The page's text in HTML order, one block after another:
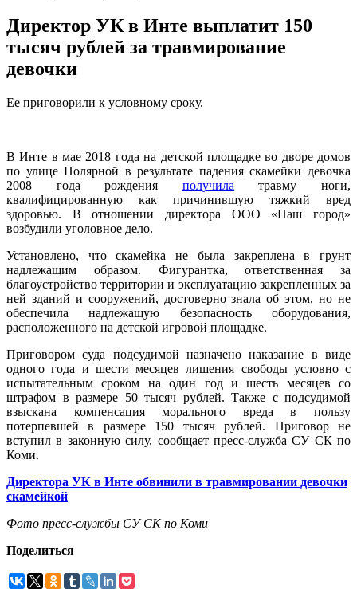
Директор УК в Инте выплатит 150
тысяч рублей за травмирование
девочки
Ее приговорили к условному сроку.
В Инте в мае 2018 года на детской площадке во дворе домов
по улице Полярной в результате падения скамейки девочка
2008 года рождения получила травму ноги,
квалифицированную как причинившую тяжкий вред
здоровью. В отношении директора ООО «Наш город»
возбудили уголовное дело.
Установлено, что скамейка не была закреплена в грунт
надлежащим образом. Фигурантка, ответственная за
благоустройство территории и эксплуатацию закрепленных за
ней зданий и сооружений, достоверно знала об этом, но не
обеспечила надлежащую безопасность оборудования,
расположенного на детской игровой площадке.
Приговором суда подсудимой назначено наказание в виде
одного года и шести месяцев лишения свободы условно с
испытательным сроком на один год и шесть месяцев со
штрафом в размере 50 тысяч рублей. Также с подсудимой
взыскана компенсация морального вреда в пользу
потерпевшей в размере 150 тысяч рублей. Приговор не
вступил в законную силу, сообщает пресс-служба СУ СК по
Коми.
Директора УК в Инте обвинили в травмировании девочки
скамейкой
Фото пресс-службы СУ СК по Коми
Поделиться